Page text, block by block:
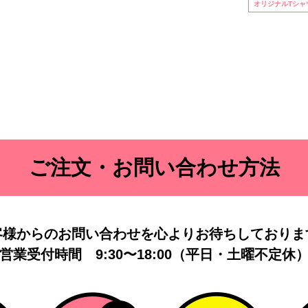
オリジナルTシャ
ご注文・お問い合わせ方法
からのお問い合わせを心よりお待ちしておりま
業受付時間 9:30〜18:00（平日・土曜不定休）